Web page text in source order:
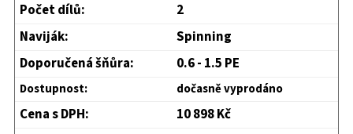
2
Spinning
0.6 - 1.5 PE
dočasně vyprodáno
10 898 Kč